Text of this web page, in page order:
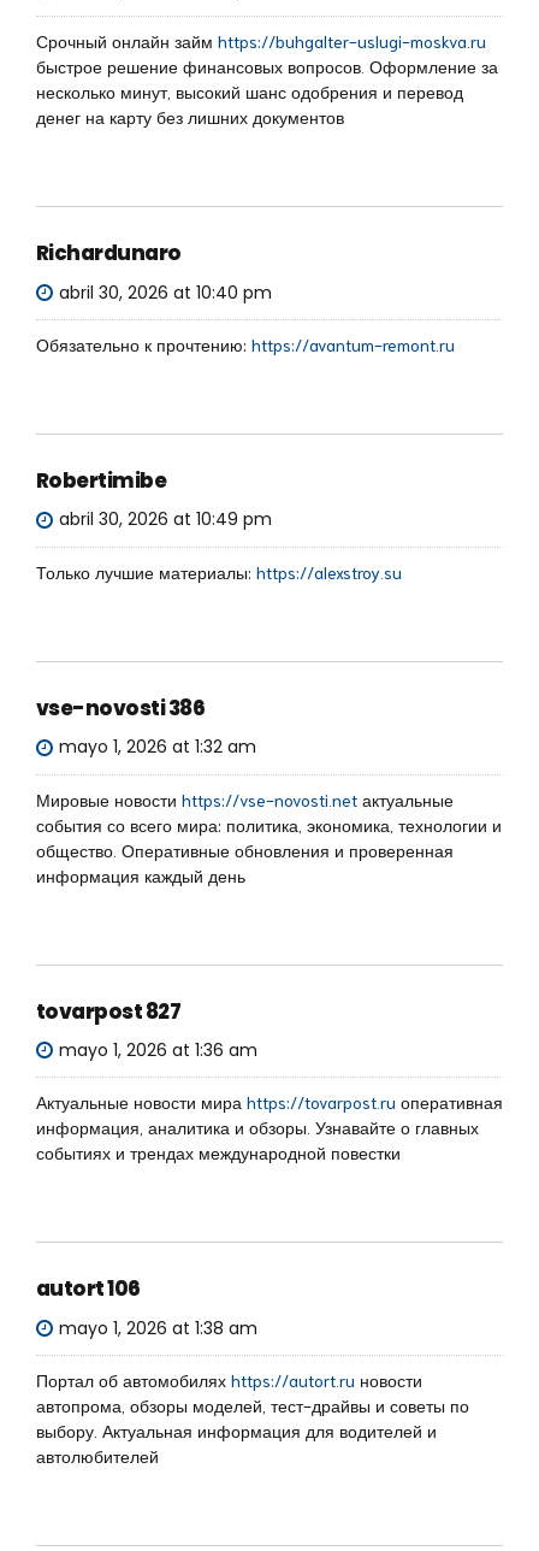
Срочный онлайн займ https://buhgalter-uslugi-moskva.ru
быстрое решение финансовых вопросов. Оформление за
несколько минут, высокий шанс одобрения и перевод
денег на карту без лишних документов
Richardunaro
abril 30, 2026 at 10:40 pm
Обязательно к прочтению: https://avantum-remont.ru
Robertimibe
abril 30, 2026 at 10:49 pm
Только лучшие материалы: https://alexstroy.su
vse-novosti 386
mayo 1, 2026 at 1:32 am
Мировые новости https://vse-novosti.net актуальные
события со всего мира: политика, экономика, технологии и
общество. Оперативные обновления и проверенная
информация каждый день
tovarpost 827
mayo 1, 2026 at 1:36 am
Актуальные новости мира https://tovarpost.ru оперативная
информация, аналитика и обзоры. Узнавайте о главных
событиях и трендах международной повестки
autort 106
mayo 1, 2026 at 1:38 am
Портал об автомобилях https://autort.ru новости
автопрома, обзоры моделей, тест-драйвы и советы по
выбору. Актуальная информация для водителей и
автолюбителей